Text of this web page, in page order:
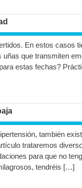
En estos casos
que transmiten
estas fechas?
también
trataremos
para que no
tendréis […]